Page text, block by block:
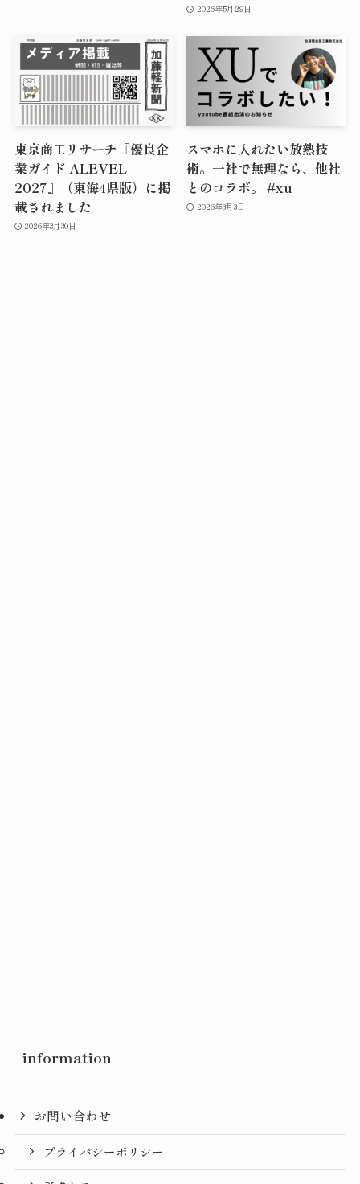
2026年5月29日
東京商工リサーチ『優良企
業ガイド ALEVEL
2027』（東海4県版）に掲
載されました
2026年3月30日
スマホに入れたい放熱技
術。一社で無理なら、他社
とのコラボ。 #xu
2026年3月3日
information
お問い合わせ
プライバシーポリシー